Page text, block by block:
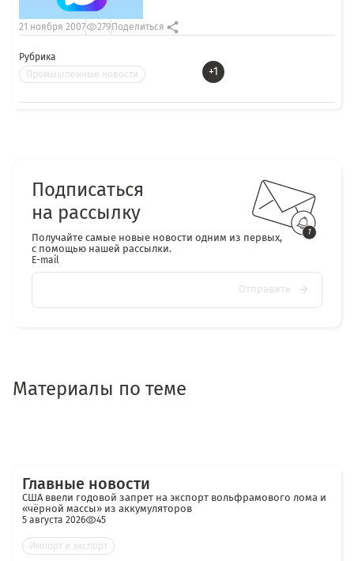
Рубрика
Промышленные новости
+1
21 ноября 2007 279 Поделиться
Подписаться
на рассылку
Получайте самые новые новости одним из первых,
с помощью нашей рассылки.
E-mail
Отправить
Материалы по теме
Главные новости
США ввели годовой запрет на экспорт вольфрамового лома и
«чёрной массы» из аккумуляторов
5 августа 2026 45
Импорт и экспорт